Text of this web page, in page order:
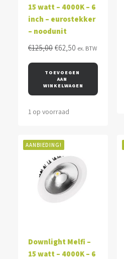
15 watt – 4000K – 6
inch – eurostekker
– noodunit
€125,00 Oorspronkelijke
was:
€125,00.
€62,50 Huidige
is:
€62,50.
ex. BTW
TOEVOEGEN
AAN
WINKELWAGEN
1 op voorraad
AANBIEDING!
Downlight Melfi –
15 watt – 4000K – 6